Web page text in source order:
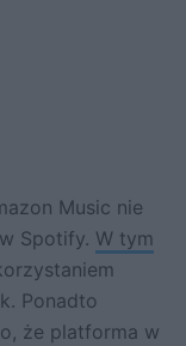
Music nie
Spotify. W tym
Ponadto
że platforma w